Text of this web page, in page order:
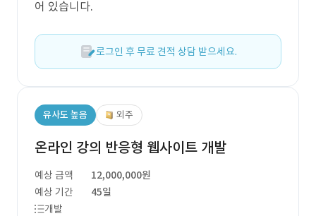
어 있습니다.
로그인 후 무료 견적 상담 받으세요.
유사도 높음 외주
온라인 강의 반응형 웹사이트 개발
예상 금액
12,000,000원
예상 기간
45일
개발